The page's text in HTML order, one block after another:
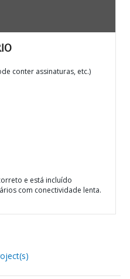
conter assinaturas, etc.)
e está incluído
com conectividade lenta.